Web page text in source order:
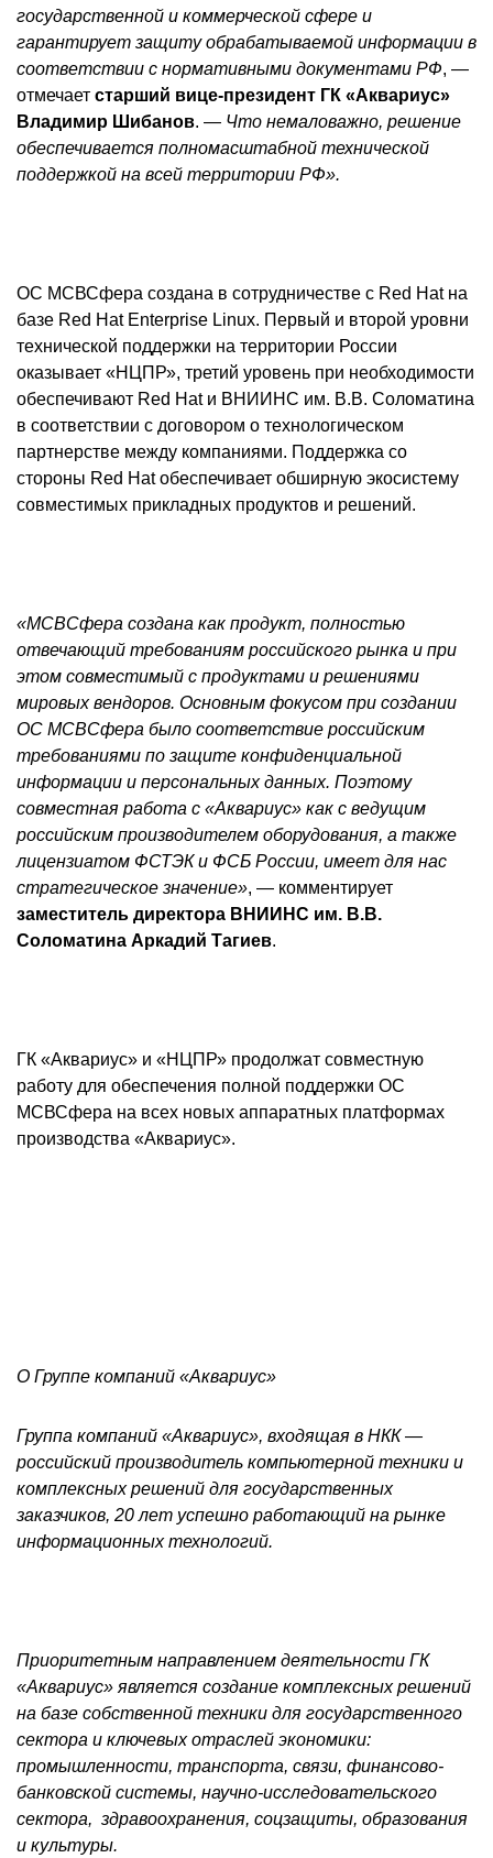
государственной и коммерческой сфере и
гарантирует защиту обрабатываемой информации в
соответствии с нормативными документами РФ, —
отмечает старший вице-президент ГК «Аквариус»
Владимир Шибанов. — Что немаловажно, решение
обеспечивается полномасштабной технической
поддержкой на всей территории РФ».
ОС МСВСфера создана в сотрудничестве с Red Hat на
базе Red Hat Enterprise Linux. Первый и второй уровни
технической поддержки на территории России
оказывает «НЦПР», третий уровень при необходимости
обеспечивают Red Hat и ВНИИНС им. В.В. Соломатина
в соответствии с договором о технологическом
партнерстве между компаниями. Поддержка со
стороны Red Hat обеспечивает обширную экосистему
совместимых прикладных продуктов и решений.
«МСВСфера создана как продукт, полностью
отвечающий требованиям российского рынка и при
этом совместимый с продуктами и решениями
мировых вендоров. Основным фокусом при создании
ОС МСВСфера было соответствие российским
требованиями по защите конфиденциальной
информации и персональных данных. Поэтому
совместная работа с «Аквариус» как с ведущим
российским производителем оборудования, а также
лицензиатом ФСТЭК и ФСБ России, имеет для нас
стратегическое значение», — комментирует
заместитель директора ВНИИНС им. В.В.
Соломатина Аркадий Тагиев.
ГК «Аквариус» и «НЦПР» продолжат совместную
работу для обеспечения полной поддержки ОС
МСВСфера на всех новых аппаратных платформах
производства «Аквариус».
О Группе компаний «Аквариус»
Группа компаний «Аквариус», входящая в НКК —
российский производитель компьютерной техники и
комплексных решений для государственных
заказчиков, 20 лет успешно работающий на рынке
информационных технологий.
Приоритетным направлением деятельности ГК
«Аквариус» является создание комплексных решений
на базе собственной техники для государственного
сектора и ключевых отраслей экономики:
промышленности, транспорта, связи, финансово-
банковской системы, научно-исследовательского
сектора, здравоохранения, соцзащиты, образования
и культуры.